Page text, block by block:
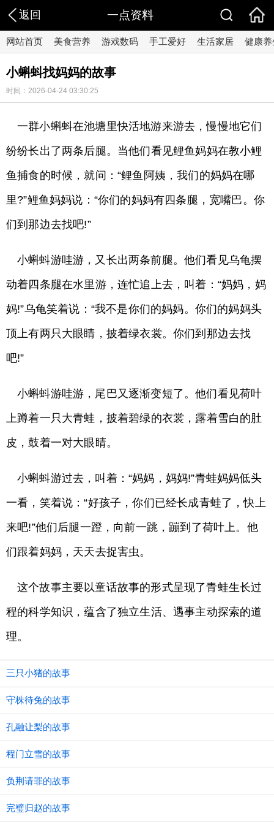
返回 一点资料
网站首页 美食营养 游戏数码 手工爱好 生活家居 健康养
小蝌蚪找妈妈的故事
时间：2026-04-24 03:30:25
一群小蝌蚪在池塘里快活地游来游去，慢慢地它们
纷纷长出了两条后腿。当他们看见鲤鱼妈妈在教小鲤
鱼捕食的时候，就问：“鲤鱼阿姨，我们的妈妈在哪
里?”鲤鱼妈妈说：“你们的妈妈有四条腿，宽嘴巴。你
们到那边去找吧!”
小蝌蚪游哇游，又长出两条前腿。他们看见乌龟摆
动着四条腿在水里游，连忙追上去，叫着：“妈妈，妈
妈!”乌龟笑着说：“我不是你们的妈妈。你们的妈妈头
顶上有两只大眼睛，披着绿衣裳。你们到那边去找
吧!”
小蝌蚪游哇游，尾巴又逐渐变短了。他们看见荷叶
上蹲着一只大青蛙，披着碧绿的衣裳，露着雪白的肚
皮，鼓着一对大眼睛。
小蝌蚪游过去，叫着：“妈妈，妈妈!”青蛙妈妈低头
一看，笑着说：“好孩子，你们已经长成青蛙了，快上
来吧!”他们后腿一蹬，向前一跳，蹦到了荷叶上。他
们跟着妈妈，天天去捉害虫。
这个故事主要以童话故事的形式呈现了青蛙生长过
程的科学知识，蕴含了独立生活、遇事主动探索的道
理。
三只小猪的故事
守株待兔的故事
孔融让梨的故事
程门立雪的故事
负荆请罪的故事
完璧归赵的故事